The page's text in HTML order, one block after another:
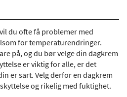
du ofte få problemer med
for temperaturendringer.
på, og du bør velge din dagkrem
er viktig for alle, er det
er sart. Velg derfor en dagkrem
og rikelig med fuktighet.